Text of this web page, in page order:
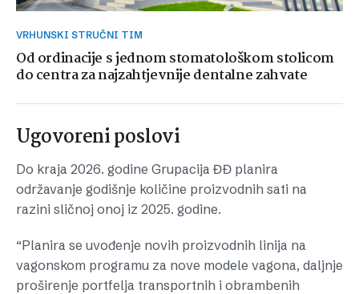
VRHUNSKI STRUČNI TIM
Od ordinacije s jednom stomatološkom stolicom
do centra za najzahtjevnije dentalne zahvate
Ugovoreni poslovi
Do kraja 2026. godine Grupacija ĐĐ planira
održavanje godišnje količine proizvodnih sati na
razini sličnoj onoj iz 2025. godine.
“Planira se uvođenje novih proizvodnih linija na
vagonskom programu za nove modele vagona, daljnje
proširenje portfelja transportnih i obrambenih